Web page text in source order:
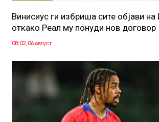
Винисиус ги избриша сите објави
откако Реал му понуди нов договор
08:02, 06 август